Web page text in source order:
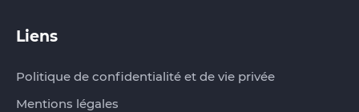
Liens
Politique de confidentialité et de vie privée
Mentions légales